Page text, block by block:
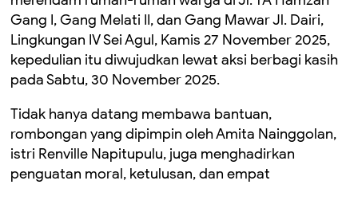
Gang I, Gang Melati II, dan Gang Mawar Jl. Dairi,
Lingkungan IV Sei Agul, Kamis 27 November 2025,
kepedulian itu diwujudkan lewat aksi berbagi kasih
pada Sabtu, 30 November 2025.
Tidak hanya datang membawa bantuan,
rombongan yang dipimpin oleh Amita Nainggolan,
istri Renville Napitupulu, juga menghadirkan
penguatan moral, ketulusan, dan empat